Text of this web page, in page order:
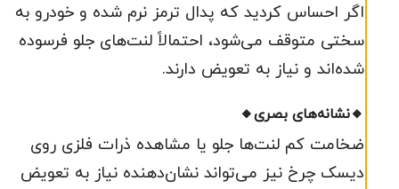
اگر احساس کردید که پدال ترمز نرم شده و خودرو به
سختی متوقف می‌شود، احتمالاً لنت‌های جلو فرسوده
شده‌اند و نیاز به تعویض دارند.
🔸نشانه‌های بصری🔸
ضخامت کم لنت‌ها جلو یا مشاهده ذرات فلزی روی
دیسک چرخ نیز می‌تواند نشان‌دهنده نیاز به تعویض